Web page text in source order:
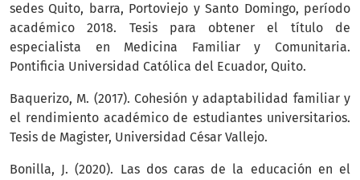
sedes Quito, barra, Portoviejo y Santo Domingo, período
académico 2018. Tesis para obtener el título de
especialista en Medicina Familiar y Comunitaria.
Pontificia Universidad Católica del Ecuador, Quito.
Baquerizo, M. (2017). Cohesión y adaptabilidad familiar y
el rendimiento académico de estudiantes universitarios.
Tesis de Magister, Universidad César Vallejo.
Bonilla, J. (2020). Las dos caras de la educación en el